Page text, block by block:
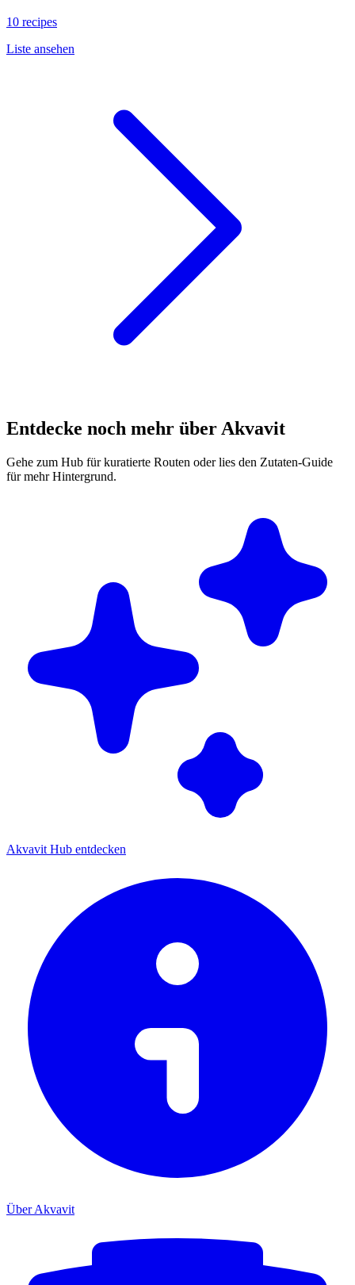
10 recipes
Liste ansehen
Entdecke noch mehr über Akvavit
Gehe zum Hub für kuratierte Routen oder lies den Zutaten-Guide
für mehr Hintergrund.
Akvavit Hub entdecken
Über Akvavit